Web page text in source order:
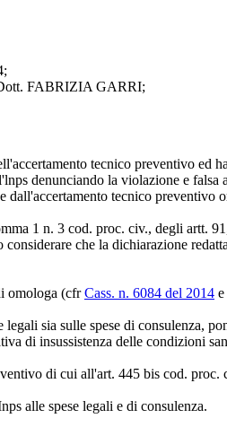
Dott. FABRIZIA GARRI;
tecnico preventivo ed
denunciando la violazione e
tecnico preventivo
1 n. 3 cod. proc. civ., degli artt.
che la dichiarazione
omologa (cfrCass. n. 6084 del 2014
sia sulle spese di consulenza,
di insussistenza delle condizioni
di cui all'art. 445 bis cod.
alle spese legali e di consulenza.